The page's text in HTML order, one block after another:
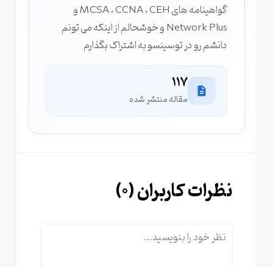
گواهینامه های MCSA ، CCNA ، CEH و
Network Plus و خوشحالم از اینکه می تونم
دانشم رو در توسینسو به اشتراک بگذارم
117
مقاله منتشر شده
نظرات کاربران (0
)